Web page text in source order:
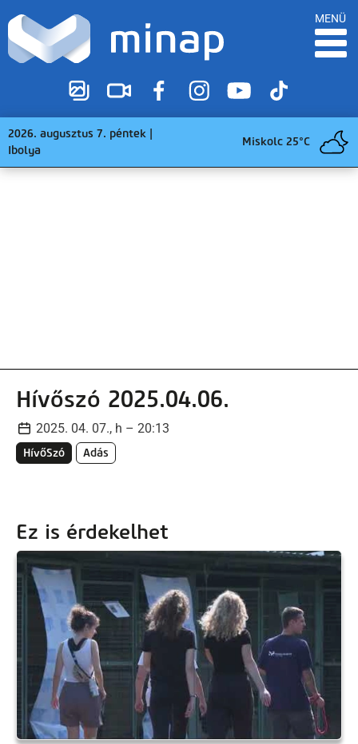
MENÜ
2026. augusztus 7. péntek |
Ibolya
Miskolc 25°C
Hívőszó 2025.04.06.
2025. 04. 07., h – 20:13
HívőSzó Adás
Ez is érdekelhet